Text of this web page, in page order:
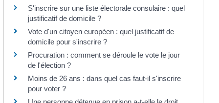
S'inscrire sur une liste électorale consulaire : quel
justificatif de domicile ?
Vote d'un citoyen européen : quel justificatif de
domicile pour s'inscrire ?
Procuration : comment se déroule le vote le jour
de l'élection ?
Moins de 26 ans : dans quel cas faut-il s'inscrire
pour voter ?